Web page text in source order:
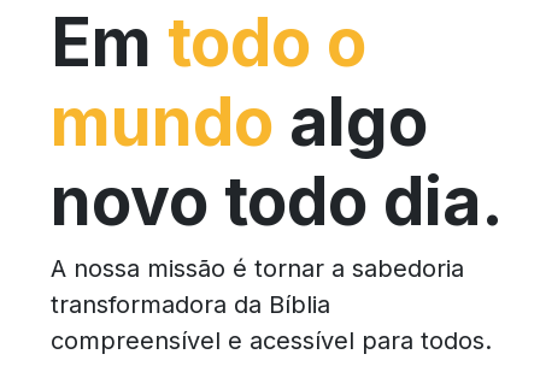
Em todo o
mundo algo
novo todo dia.
A nossa missão é tornar a sabedoria
transformadora da Bíblia
compreensível e acessível para todos.